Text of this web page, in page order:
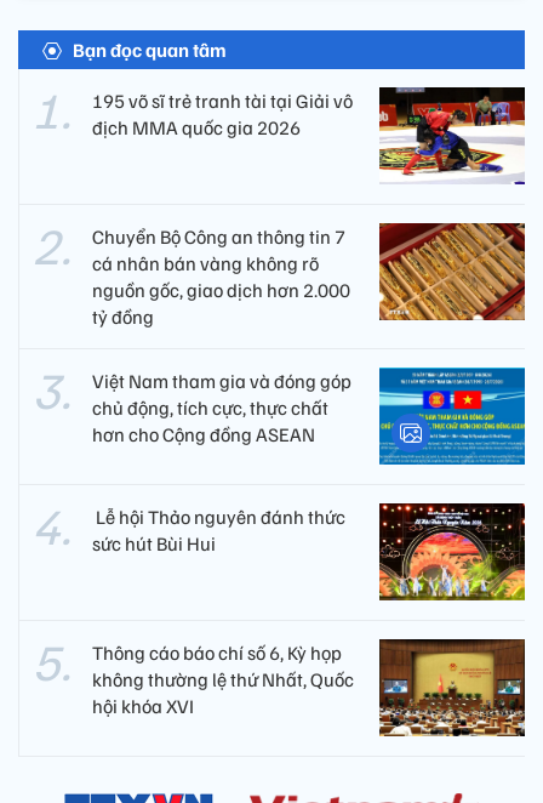
Bạn đọc quan tâm
195 võ sĩ trẻ tranh tài tại Giải vô
địch MMA quốc gia 2026
Chuyển Bộ Công an thông tin 7
cá nhân bán vàng không rõ
nguồn gốc, giao dịch hơn 2.000
tỷ đồng
Việt Nam tham gia và đóng góp
chủ động, tích cực, thực chất
hơn cho Cộng đồng ASEAN
​ Lễ hội Thảo nguyên đánh thức
sức hút Bùi Hui
Thông cáo báo chí số 6, Kỳ họp
không thường lệ thứ Nhất, Quốc
hội khóa XVI